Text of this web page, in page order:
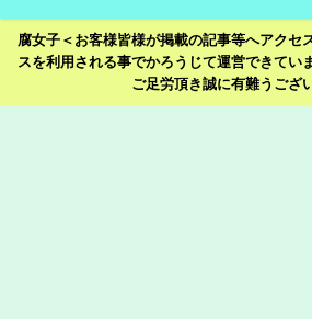
腐女子＜お客様皆様が掲載の記事等へアクセ
スを利用される事でかろうじて運営できてい
ご足労頂き誠に有難うござ